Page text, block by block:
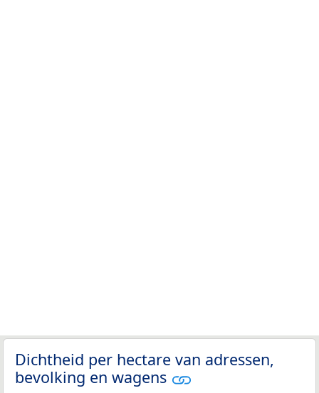
Dichtheid per hectare van adressen,
bevolking en wagens